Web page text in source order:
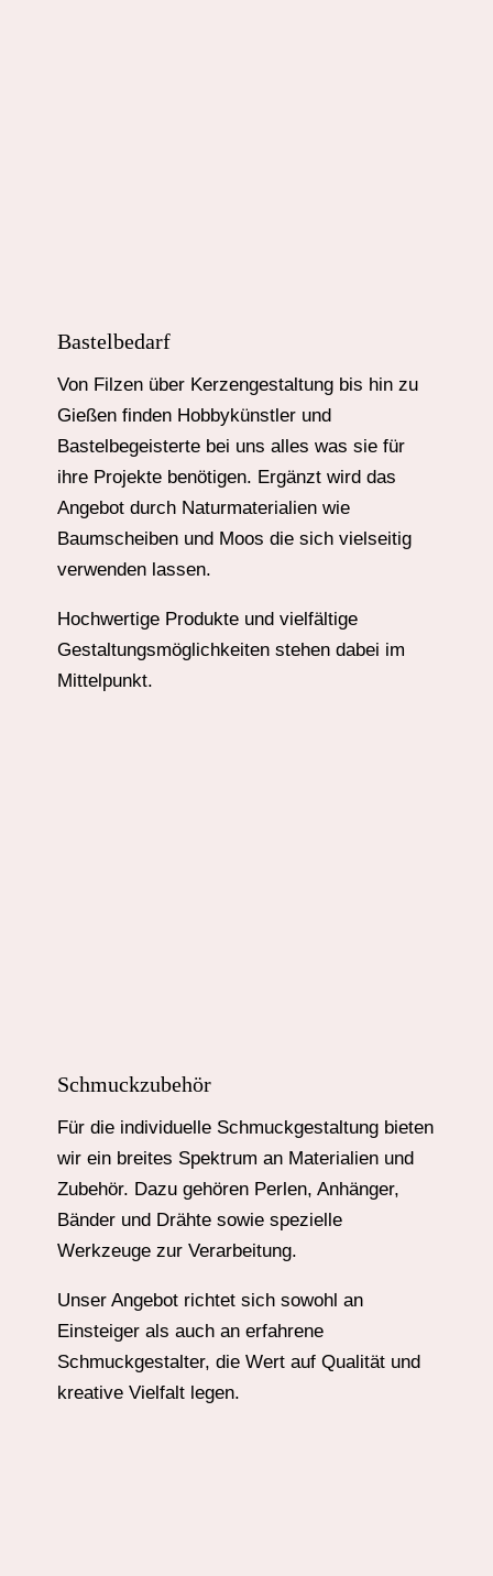
Bastelbedarf
Von Filzen über Kerzengestaltung bis hin zu
Gießen finden Hobbykünstler und
Bastelbegeisterte bei uns alles was sie für
ihre Projekte benötigen. Ergänzt wird das
Angebot durch Naturmaterialien wie
Baumscheiben und Moos die sich vielseitig
verwenden lassen.
Hochwertige Produkte und vielfältige
Gestaltungsmöglichkeiten stehen dabei im
Mittelpunkt.
Schmuckzubehör
Für die individuelle Schmuckgestaltung bieten
wir ein breites Spektrum an Materialien und
Zubehör. Dazu gehören Perlen, Anhänger,
Bänder und Drähte sowie spezielle
Werkzeuge zur Verarbeitung.
Unser Angebot richtet sich sowohl an
Einsteiger als auch an erfahrene
Schmuckgestalter, die Wert auf Qualität und
kreative Vielfalt legen.